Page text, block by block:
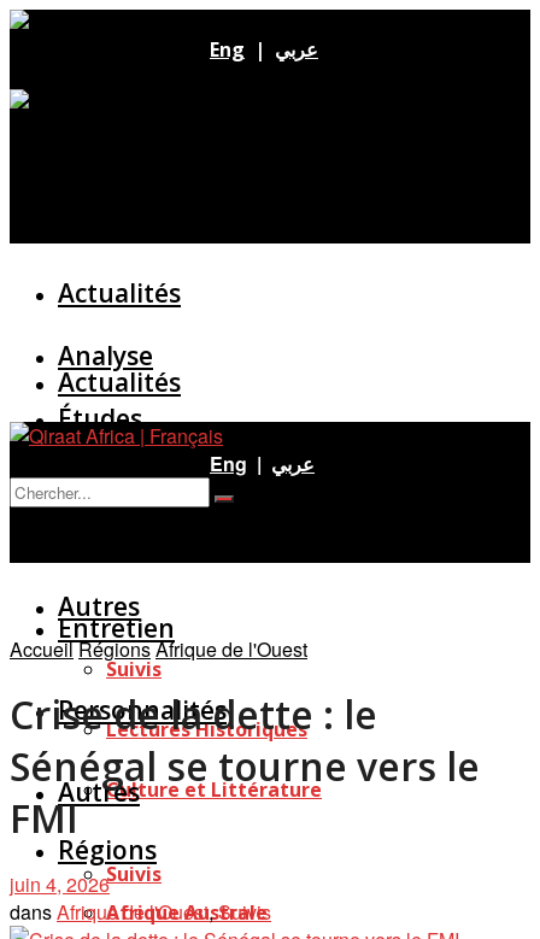
Eng | عربي
Actualités
Analyse
Études
Entretien
Autres
Suivis
Lectures Historiques
Culture et Littérature
Régions
Afrique Australe
Actualités
Entretien
Personnalités
Autres
Suivis
Eng | عربي
AccueilRégionsAfrique de l'Ouest
Crise de la dette : le
Sénégal se tourne vers le
FMI
juin 4, 2026
dansAfrique de l'Ouest,Suivis